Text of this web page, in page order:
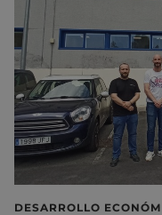
DESARROLLO